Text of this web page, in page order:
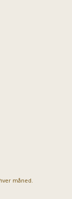
måned.